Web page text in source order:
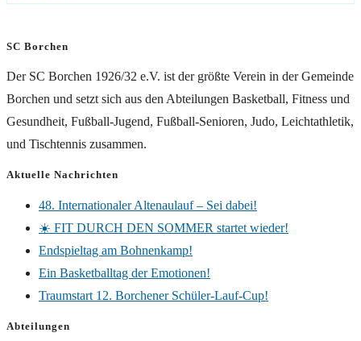
SC Borchen
Der SC Borchen 1926/32 e.V. ist der größte Verein in der Gemeinde
Borchen und setzt sich aus den Abteilungen Basketball, Fitness und
Gesundheit, Fußball-Jugend, Fußball-Senioren, Judo, Leichtathletik,
und Tischtennis zusammen.
Aktuelle Nachrichten
48. Internationaler Altenaulauf – Sei dabei!
☀️ FIT DURCH DEN SOMMER startet wieder!
Endspieltag am Bohnenkamp!
Ein Basketballtag der Emotionen!
Traumstart 12. Borchener Schüler-Lauf-Cup!
Abteilungen